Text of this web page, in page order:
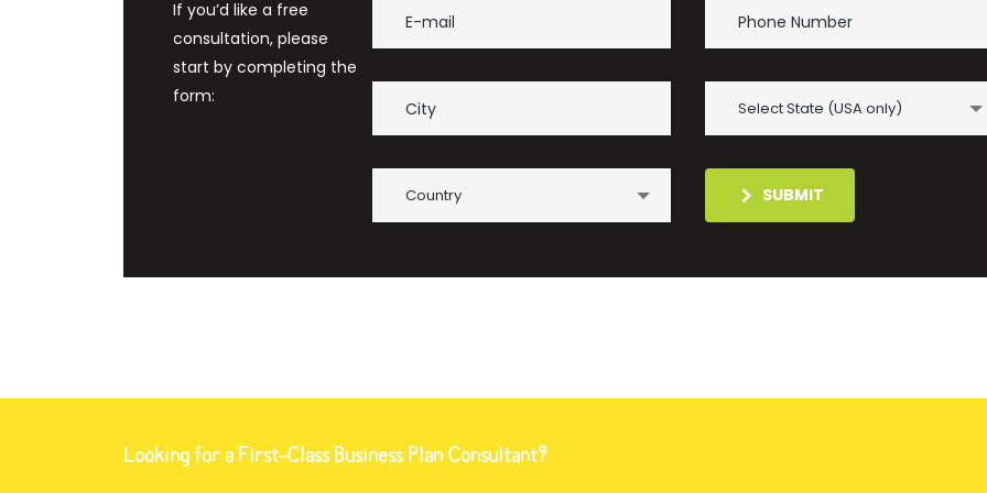
If you’d like a free
consultation, please
start by completing the
form:
Select State (USA only)
Country SUBMIT
Looking for a First-Class Business Plan Consultant?